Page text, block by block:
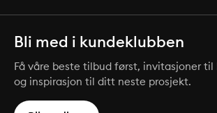
Bli med i kundeklubben
Få våre beste tilbud først, invitasjoner til
og inspirasjon til ditt neste prosjekt.